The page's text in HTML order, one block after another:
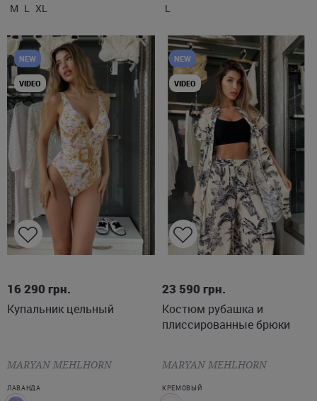
M L XL L
NEW
VIDEO
16 290 грн.
Купальник цельный
MARYAN MEHLHORN
ЛАВАНДА
NEW
VIDEO
23 590 грн.
Костюм рубашка и
плиссированные брюки
MARYAN MEHLHORN
КРЕМОВЫЙ